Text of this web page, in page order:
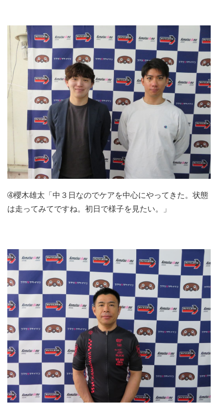
➃櫻木雄太「中３日なのでケアを中心にやってきた。状態
は走ってみてですね。初日で様子を見たい。」